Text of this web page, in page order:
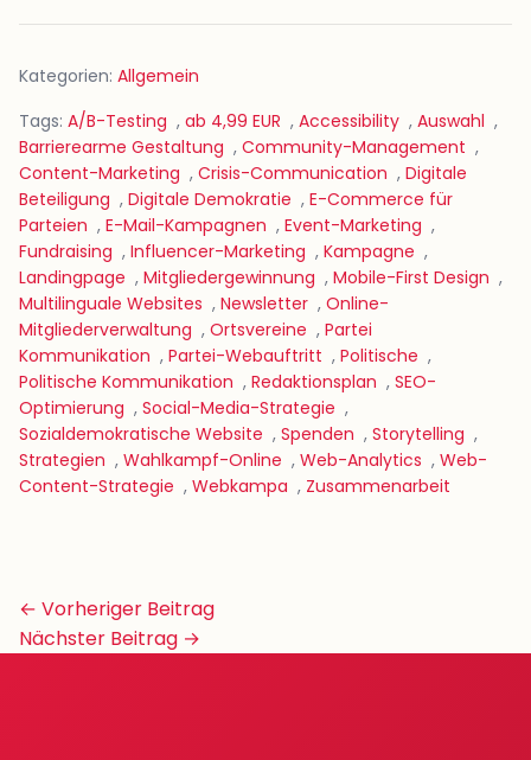
Kategorien: Allgemein
Tags: A/B-Testing , ab 4,99 EUR , Accessibility , Auswahl ,
Barrierearme Gestaltung , Community-Management ,
Content-Marketing , Crisis-Communication , Digitale
Beteiligung , Digitale Demokratie , E-Commerce für
Parteien , E-Mail-Kampagnen , Event-Marketing ,
Fundraising , Influencer-Marketing , Kampagne ,
Landingpage , Mitgliedergewinnung , Mobile-First Design ,
Multilinguale Websites , Newsletter , Online-
Mitgliederverwaltung , Ortsvereine , Partei
Kommunikation , Partei-Webauftritt , Politische ,
Politische Kommunikation , Redaktionsplan , SEO-
Optimierung , Social-Media-Strategie ,
Sozialdemokratische Website , Spenden , Storytelling ,
Strategien , Wahlkampf-Online , Web-Analytics , Web-
Content-Strategie , Webkampa , Zusammenarbeit
Beitrags-
Navigation
← Vorheriger Beitrag
Nächster Beitrag →